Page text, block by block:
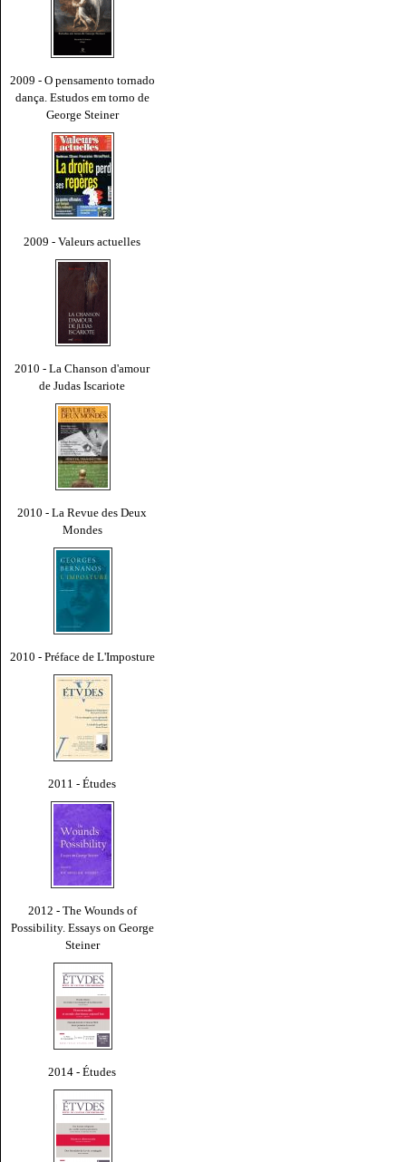
2009 - O pensamento tornado
dança. Estudos em torno de
George Steiner
2009 - Valeurs actuelles
2010 - La Chanson d'amour
de Judas Iscariote
2010 - La Revue des Deux
Mondes
2010 - Préface de L'Imposture
2011 - Études
2012 - The Wounds of
Possibility. Essays on George
Steiner
2014 - Études